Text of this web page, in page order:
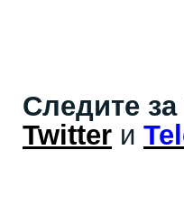
Следите
Twitter и